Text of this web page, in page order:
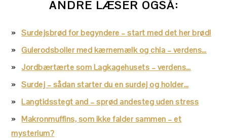
ANDRE LÆSER OGSÅ:
Surdejsbrød for begyndere – start med det her brød!
Gulerodsboller med kærnemælk og chia – verdens…
Jordbærtærte som Lagkagehusets – verdens…
Surdej – sådan starter du en surdej og holder…
Langtidsstegt and – sprød andesteg uden stress
Makronmuffins, som ikke falder sammen – et
mysterium?